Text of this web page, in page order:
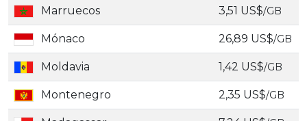
Marruecos 3,51 US$/GB
Mónaco 26,89 US$/GB
Moldavia 1,42 US$/GB
Montenegro 2,35 US$/GB